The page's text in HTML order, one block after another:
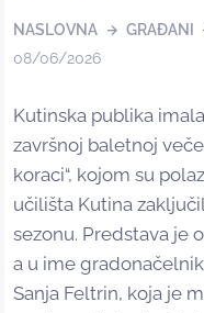
NASLOVNA GRAĐANI
08/06/2026
Kutinska publika
završnoj baletnoj
koraci“, kojom su
učilišta Kutina
sezonu. Predstava je
a u ime
Sanja Feltrin, koja je